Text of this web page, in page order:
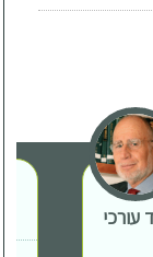
עורכי